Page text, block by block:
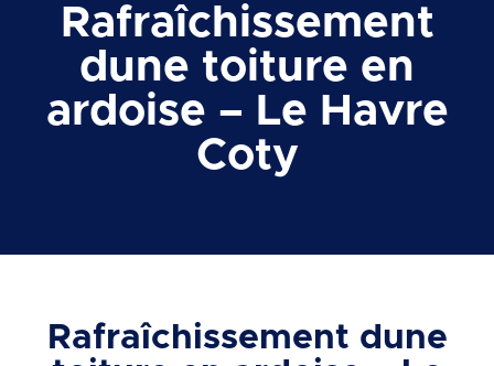
Rafraîchissement
dune toiture en
ardoise – Le Havre
Coty
Rafraîchissement dune